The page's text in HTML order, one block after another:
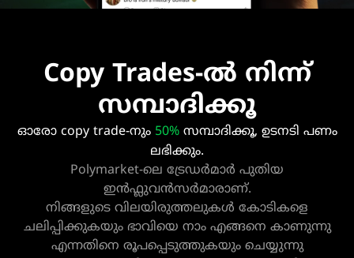
Copy Trades-ൽ നിന്ന്
സമ്പാദിക്കൂ
ഓരോ copy trade-നും 50%സമ്പാദിക്കൂ, ഉടനടി പണം
ലഭിക്കും.
Polymarket-ലെ ട്രേഡർമാർ പുതിയ
ഇൻഫ്ലുവൻസർമാരാണ്.
നിങ്ങളുടെ വിലയിരുത്തലുകൾ കോടികളെ
ചലിപ്പിക്കുകയും ഭാവിയെ നാം എങ്ങനെ കാണുന്നു
എന്നതിനെ രൂപപ്പെടുത്തുകയും ചെയ്യുന്നു